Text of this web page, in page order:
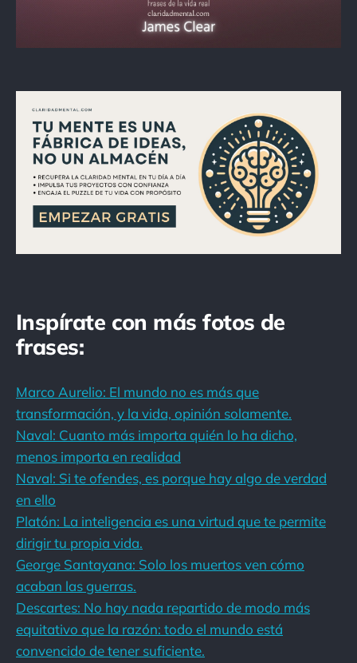
Inspírate con más fotos de
frases:
Marco Aurelio: El mundo no es más que
transformación, y la vida, opinión solamente.
Naval: Cuanto más importa quién lo ha dicho,
menos importa en realidad
Naval: Si te ofendes, es porque hay algo de verdad
en ello
Platón: La inteligencia es una virtud que te permite
dirigir tu propia vida.
George Santayana: Solo los muertos ven cómo
acaban las guerras.
Descartes: No hay nada repartido de modo más
equitativo que la razón: todo el mundo está
convencido de tener suficiente.